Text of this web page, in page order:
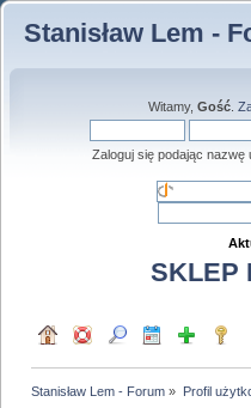
Stanisław Lem -
Witamy, Gość.
Zaloguj się podając nazwę
SKLEP
Stanisław Lem - Forum » Profil